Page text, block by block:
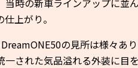
上がり。
の見所は様々あ
された気品溢れる外装に目